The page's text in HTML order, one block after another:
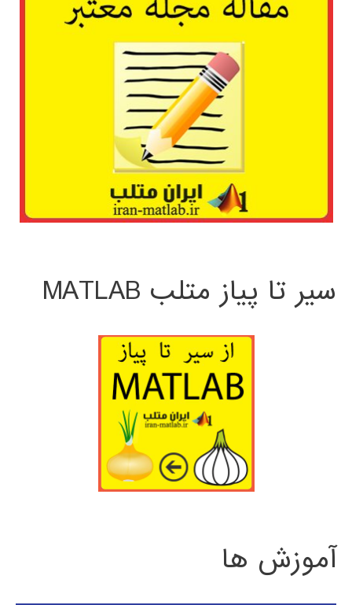
سیر تا پیاز متلب MATLAB
آموزش ها